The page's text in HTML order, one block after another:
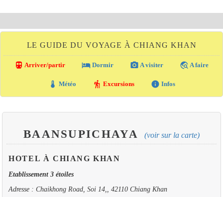
LE GUIDE DU VOYAGE À CHIANG KHAN
directions_transit Arriver/partir local_hotel Dormir photo_camera A visiter travel_explore A faire
thermostat Météo hiking Excursions info Infos
BAANSUPICHAYA (voir sur la carte)
HOTEL À CHIANG KHAN
Etablissement 3 étoiles
Adresse : Chaikhong Road, Soi 14,, 42110 Chiang Khan